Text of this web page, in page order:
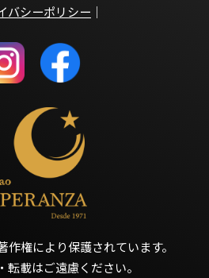
バシーポリシー ｜
作権により保護されています。
転載はご遠慮ください。